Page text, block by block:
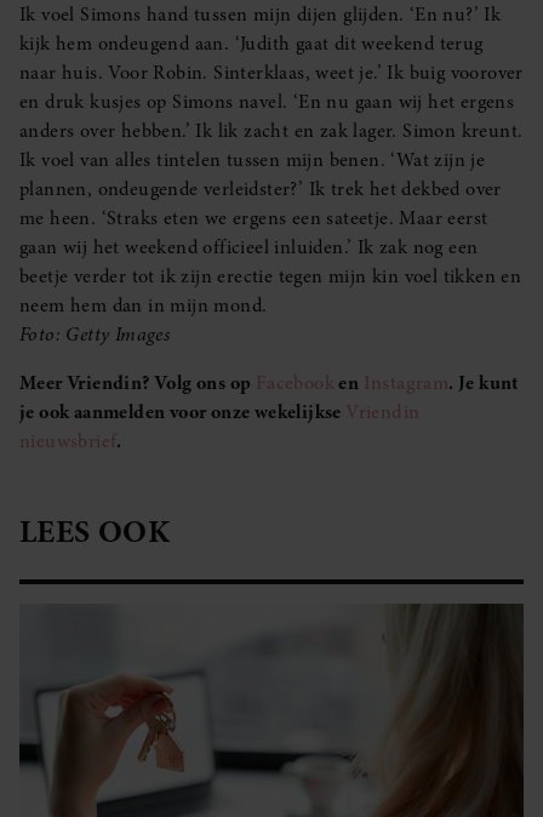
Ik voel Simons hand tussen mijn dijen glijden. ‘En nu?’ Ik
kijk hem ondeugend aan. ‘Judith gaat dit weekend terug
naar huis. Voor Robin. Sinterklaas, weet je.’ Ik buig voorover
en druk kusjes op Simons navel. ‘En nu gaan wij het ergens
anders over hebben.’ Ik lik zacht en zak lager. Simon kreunt.
Ik voel van alles tintelen tussen mijn benen. ‘Wat zijn je
plannen, ondeugende verleidster?’ Ik trek het dekbed over
me heen. ‘Straks eten we ergens een sateetje. Maar eerst
gaan wij het weekend officieel inluiden.’ Ik zak nog een
beetje verder tot ik zijn erectie tegen mijn kin voel tikken en
neem hem dan in mijn mond.
Foto: Getty Images
Meer Vriendin? Volg ons op Facebooken Instagram. Je kunt
je ook aanmelden voor onze wekelijkse Vriendin
nieuwsbrief.
LEES OOK